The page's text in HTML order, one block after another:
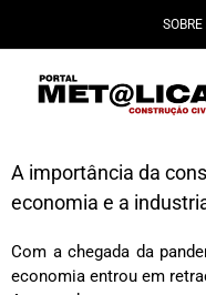
conteúdo
A importância da
economia e a
Com a chegada da
economia entrou em